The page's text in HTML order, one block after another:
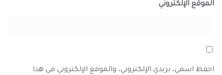
الموقع الإلكتروني
احفظ اسمي، بريدي الإلكتروني، والموقع الإلكتروني في هذا